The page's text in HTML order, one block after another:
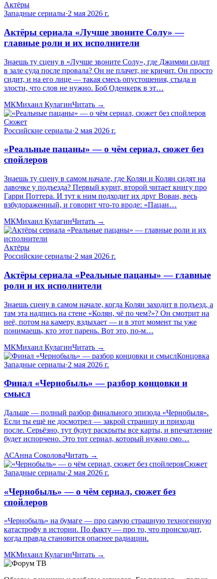
Актёры
Западные сериалы·2 мая 2026 г.
Актёры сериала «Лучше звоните Солу» —
главные роли и их исполнители
Знаешь ту сцену в «Лучше звоните Солу», где Джимми сидит
в зале суда после провала? Он не плачет, не кричит. Он просто
сидит, и на его лице — такая смесь опустошения, стыда и
злости, что слов не нужно. Боб Оденкерк в эт…
МКМихаил КулагинЧитать →
Сюжет
Российские сериалы·2 мая 2026 г.
«Реальные пацаны» — о чём сериал, сюжет без
спойлеров
Знаешь ту сцену в самом начале, где Колян и Колян сидят на
лавочке у подъезда? Первый курит, второй читает книгу про
Гарри Поттера. И тут к ним подходит их друг Вован, весь
взбудораженный, и говорит что-то вроде: «Пацан…
МКМихаил КулагинЧитать →
Актёры
Российские сериалы·2 мая 2026 г.
Актёры сериала «Реальные пацаны» — главные
роли и их исполнители
Знаешь сцену в самом начале, когда Колян заходит в подъезд, а
там эта надпись на стене «Колян, чё по чем?»? Он смотрит на
неё, потом на камеру, вздыхает — и в этот момент ты уже
понимаешь, кто этот парень. Вот это, по-м…
МКМихаил КулагинЧитать →
Концовка
Западные сериалы·2 мая 2026 г.
Финал «Чернобыль» — разбор концовки и
смысл
Дальше — полный разбор финального эпизода «Чернобыля».
Если ты ещё не досмотрел — закрой страницу и приходи
после. Серьёзно, тут будут раскрыты все карты, и впечатление
будет испорчено. Это тот сериал, который нужно смо…
АСАнна СоколоваЧитать →
Сюжет
Западные сериалы·2 мая 2026 г.
«Чернобыль» — о чём сериал, сюжет без
спойлеров
«Чернобыль» на бумаге — про самую страшную техногенную
катастрофу в истории. По факту — про то, что происходит,
когда правда становится опаснее радиации.
МКМихаил КулагинЧитать →